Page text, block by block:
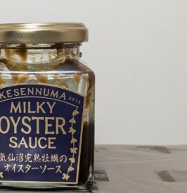
椎名まさ
と
＜なぜ釣り人は魚拓を
とるのか？＞ 魚拓が
もつ不思議な力──祖
父と子の魚拓からその
意味を問いなおす
み
2026.08.09